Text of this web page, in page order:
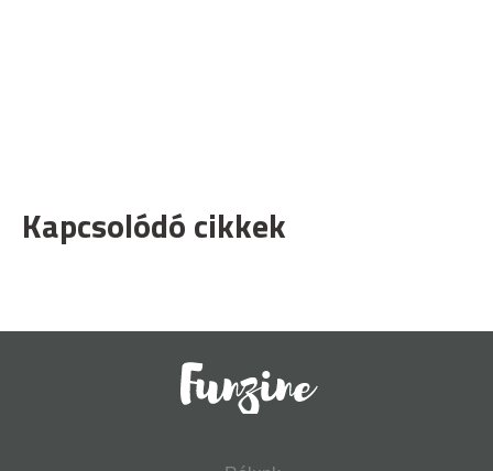
Kapcsolódó cikkek